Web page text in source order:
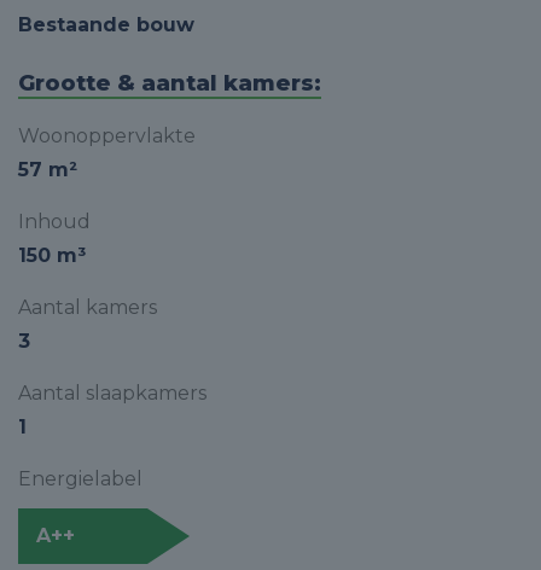
Bestaande bouw
Grootte & aantal kamers:
Woonoppervlakte
57 m²
Inhoud
150 m³
Aantal kamers
3
Aantal slaapkamers
1
Energielabel
A++